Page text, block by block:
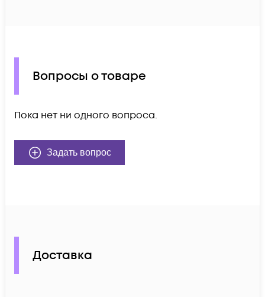
Вопросы о товаре
Пока нет ни одного вопроса.
Задать вопрос
Доставка